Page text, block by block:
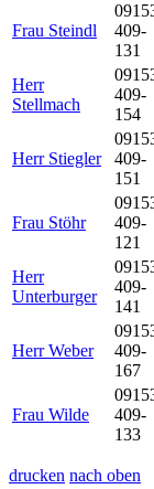
Frau Steindl
409-
131
Herr
Stellmach
409-
154
Herr Stiegler
409-
151
Frau Stöhr
409-
121
Herr
Unterburger
409-
141
Herr Weber
409-
167
Frau Wilde
409-
133
drucken nach oben